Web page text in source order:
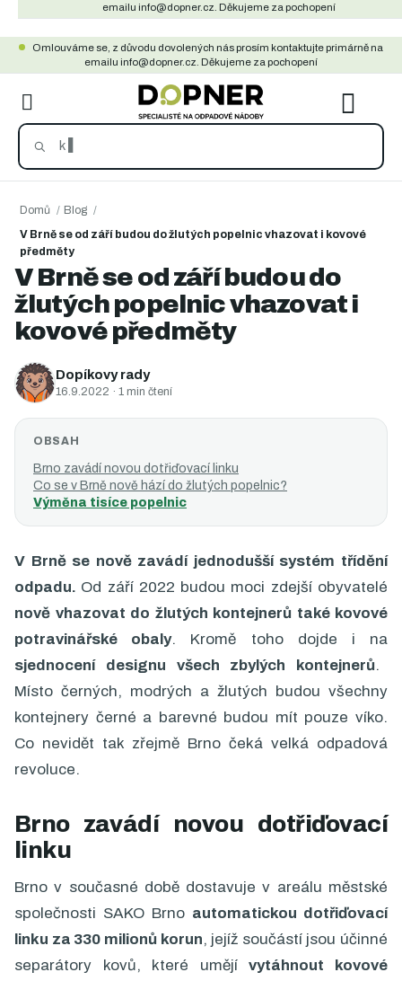
obsah
emailu info@dopner.cz. Děkujeme za pochopení
Omlouváme se, z důvodu dovolených nás prosím kontaktujte primárně na
emailu info@dopner.cz. Děkujeme za pochopení
KOŠÍK
Domů / Blog /
V Brně se od září budou do žlutých popelnic vhazovat i kovové
předměty
V Brně se od září budou do
žlutých popelnic vhazovat i
kovové předměty
Dopíkovy rady
16.9.2022 · 1 min čtení
OBSAH
Brno zavádí novou dotřiďovací linku
Co se v Brně nově hází do žlutých popelnic?
Výměna tisíce popelnic
V Brně se nově zavádí jednodušší systém třídění
odpadu. Od září 2022 budou moci zdejší obyvatelé
nově vhazovat do žlutých kontejnerů také kovové
potravinářské obaly. Kromě toho dojde i na
sjednocení designu všech zbylých kontejnerů.
Místo černých, modrých a žlutých budou všechny
kontejnery černé a barevné budou mít pouze víko.
Co nevidět tak zřejmě Brno čeká velká odpadová
revoluce.
Brno zavádí novou dotřiďovací
linku
Brno v současné době dostavuje v areálu městské
společnosti SAKO Brno automatickou dotřiďovací
linku za 330 milionů korun, jejíž součástí jsou účinné
separátory kovů, které umějívytáhnout kovové